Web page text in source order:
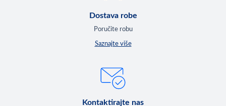
Dostava robe
Poručite robu
Saznajte više
Kontaktirajte nas